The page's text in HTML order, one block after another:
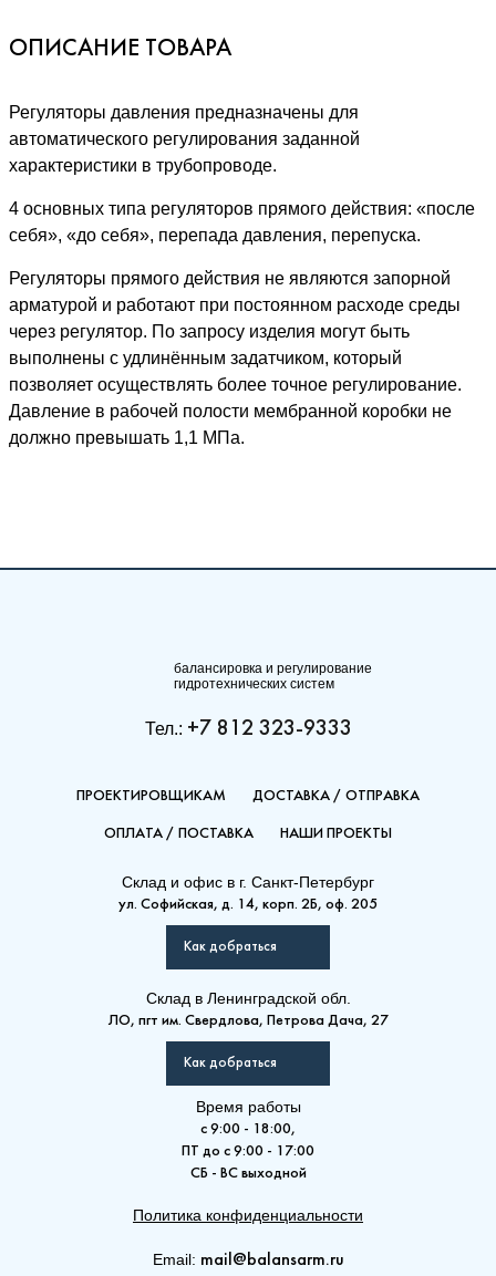
ОПИСАНИЕ ТОВАРА
Регуляторы давления предназначены для
автоматического регулирования заданной
характеристики в трубопроводе.
4 основных типа регуляторов прямого действия: «после
себя», «до себя», перепада давления, перепуска.
Регуляторы прямого действия не являются запорной
арматурой и работают при постоянном расходе среды
через регулятор. По запросу изделия могут быть
выполнены с удлинённым задатчиком, который
позволяет осуществлять более точное регулирование.
Давление в рабочей полости мембранной коробки не
должно превышать 1,1 МПа.
балансировка и регулирование
гидротехнических систем
Тел.: +7 812 323-9333
ПРОЕКТИРОВЩИКАМ ДОСТАВКА / ОТПРАВКА
ОПЛАТА / ПОСТАВКА НАШИ ПРОЕКТЫ
Склад и офис в г. Санкт-Петербург
ул. Софийская, д. 14, корп. 2Б, оф. 205
Как добраться
Склад в Ленинградской обл.
ЛО, пгт им. Свердлова, Петрова Дача, 27
Как добраться
Время работы
с 9:00 - 18:00,
ПТ до с 9:00 - 17:00
СБ - ВС выходной
Политика конфиденциальности
Email: mail@balansarm.ru